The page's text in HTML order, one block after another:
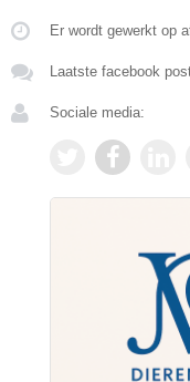
Er wordt gewerkt op
Laatste facebook
Sociale media: